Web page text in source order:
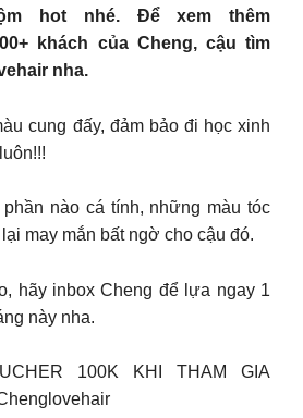
hot nhé. Để xem thêm
khách của Cheng, cậu tìm
nha.
cung đấy, đảm bảo đi học xinh
nào cá tính, những màu tóc
may mắn bất ngờ cho cậu đó.
hãy inbox Cheng để lựa ngay 1
này nha.
100K KHI THAM GIA